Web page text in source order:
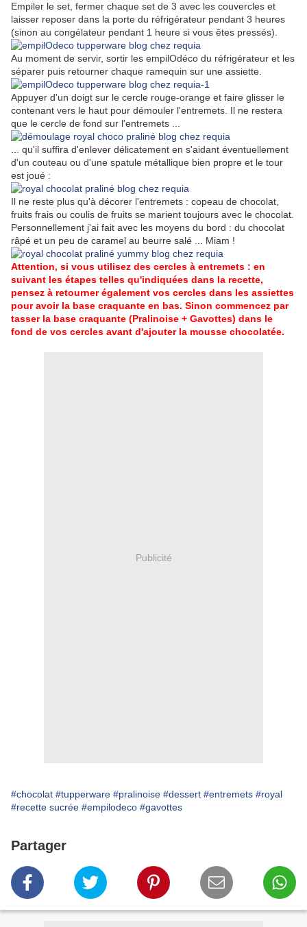
Empiler le set, fermer chaque set de 3 avec les couvercles et
laisser reposer dans la porte du réfrigérateur pendant 3 heures
(sinon au congélateur pendant 1 heure si vous êtes pressés).
Au moment de servir, sortir les empilOdéco du réfrigérateur et les
séparer puis retourner chaque ramequin sur une assiette.
Appuyer d'un doigt sur le cercle rouge-orange et faire glisser le
contenant vers le haut pour démouler l'entremets. Il ne restera
que le cercle de fond sur l'entremets ...
... qu'il suffira d'enlever délicatement en s'aidant éventuellement
d'un couteau ou d'une spatule métallique bien propre et le tour
est joué :
Il ne reste plus qu'à décorer l'entremets : copeau de chocolat,
fruits frais ou coulis de fruits se marient toujours avec le chocolat.
Personnellement j'ai fait avec les moyens du bord : du chocolat
râpé et un peu de caramel au beurre salé ... Miam !
Attention, si vous utilisez des cercles à entremets : en
suivant les étapes telles qu'indiquées dans la recette,
pensez à retourner également vos cercles dans les assiettes
pour avoir la base craquante en bas. Sinon commencez par
tasser la base craquante (Pralinoise + Gavottes) dans le
fond de vos cercles avant d'ajouter la mousse chocolatée.
Publicité
#chocolat #tupperware #pralinoise #dessert #entremets #royal
#recette sucrée #empilodeco #gavottes
Partager